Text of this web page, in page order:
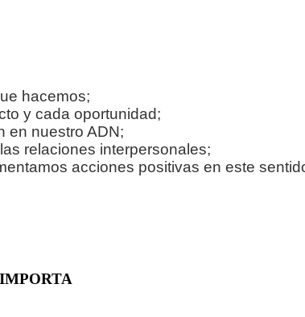
hacemos;
y cada oportunidad;
en nuestro ADN;
relaciones interpersonales;
acciones positivas en este